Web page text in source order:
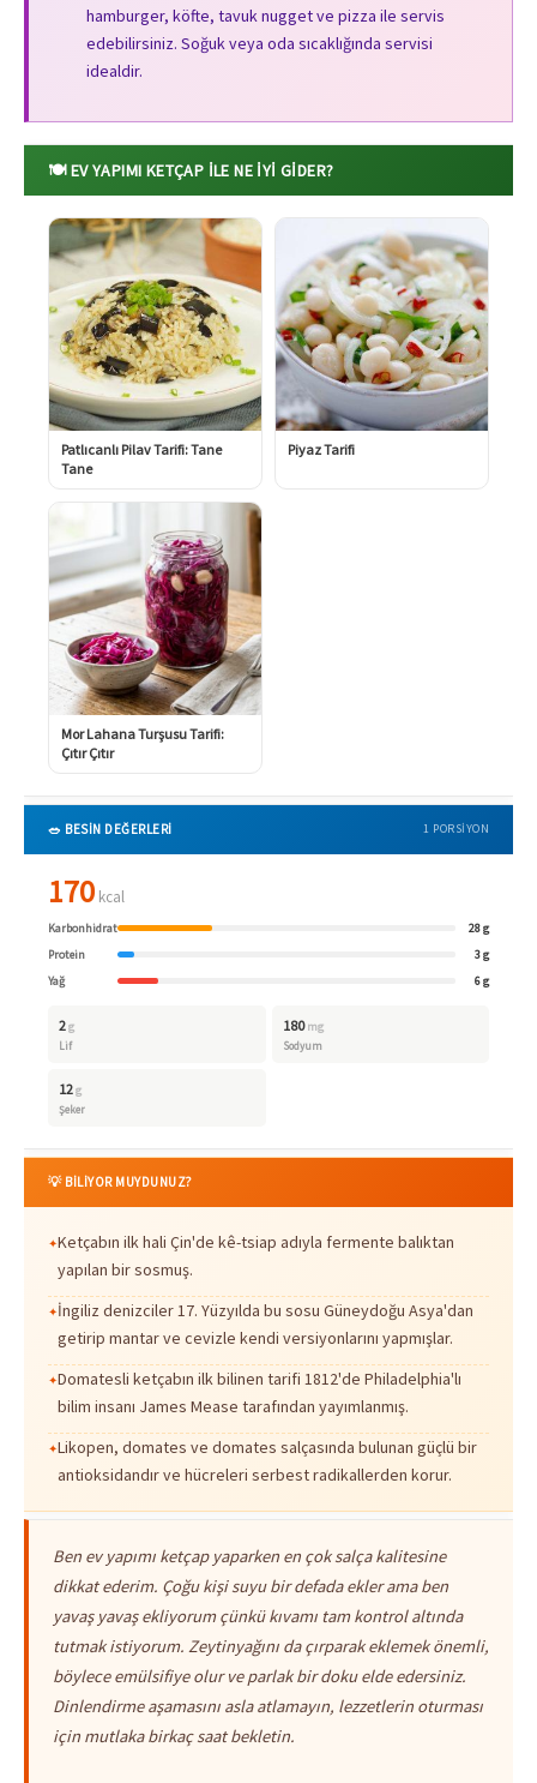
hamburger, köfte, tavuk nugget ve pizza ile servis
edebilirsiniz. Soğuk veya oda sıcaklığında servisi
idealdir.
🍽️ EV YAPIMI KETÇAP ILE NE İYI GIDER?
Patlıcanlı Pilav Tarifi: Tane
Tane
Piyaz Tarifi
Mor Lahana Turşusu Tarifi:
Çıtır Çıtır
🥗 BESİN DEĞERLERİ 1 PORSIYON
170 kcal
Karbonhidrat
28 g
Protein
3 g
Yağ
6 g
2g
Lif
180 mg
Sodyum
12g
Şeker
💡 BİLİYOR MUYDUNUZ?
Ketçabın ilk hali Çin'de kê-tsiap adıyla fermente balıktan
yapılan bir sosmuş.
İngiliz denizciler 17. Yüzyılda bu sosu Güneydoğu Asya'dan
getirip mantar ve cevizle kendi versiyonlarını yapmışlar.
Domatesli ketçabın ilk bilinen tarifi 1812'de Philadelphia'lı
bilim insanı James Mease tarafından yayımlanmış.
Likopen, domates ve domates salçasında bulunan güçlü bir
antioksidandır ve hücreleri serbest radikallerden korur.
Ben ev yapımı ketçap yaparken en çok salça kalitesine
dikkat ederim. Çoğu kişi suyu bir defada ekler ama ben
yavaş yavaş ekliyorum çünkü kıvamı tam kontrol altında
tutmak istiyorum. Zeytinyağını da çırparak eklemek önemli,
böylece emülsifiye olur ve parlak bir doku elde edersiniz.
Dinlendirme aşamasını asla atlamayın, lezzetlerin oturması
için mutlaka birkaç saat bekletin.